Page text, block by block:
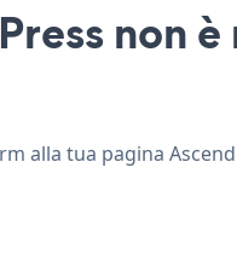
non
alla tua pagina